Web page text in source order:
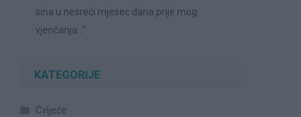
sina u nesreći mjesec dana prije mog
vjenčanja…”
KATEGORIJE
Cvijeće